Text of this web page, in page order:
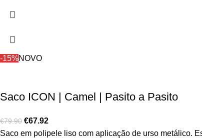
-15%NOVO
Saco ICON | Camel | Pasito a Pasito
€79.90 €67.92
Saco em polipele liso com aplicação de urso metálico.